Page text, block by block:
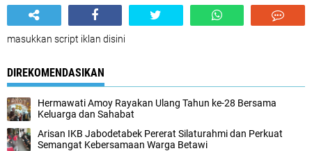
masukkan script iklan disini
DIREKOMENDASIKAN
Hermawati Amoy Rayakan Ulang Tahun ke-28 Bersama
Keluarga dan Sahabat
Arisan IKB Jabodetabek Pererat Silaturahmi dan Perkuat
Semangat Kebersamaan Warga Betawi